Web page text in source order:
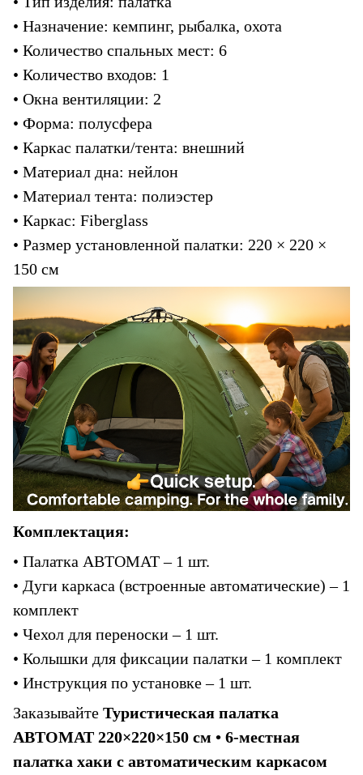
• Назначение: кемпинг, рыбалка, охота
• Количество спальных мест: 6
• Количество входов: 1
• Окна вентиляции: 2
• Форма: полусфера
• Каркас палатки/тента: внешний
• Материал дна: нейлон
• Материал тента: полиэстер
• Каркас: Fiberglass
• Размер установленной палатки: 220 × 220 ×
150 см
Комплектация:
• Палатка АВТОМАТ – 1 шт.
• Дуги каркаса (встроенные автоматические) – 1
комплект
• Чехол для переноски – 1 шт.
• Колышки для фиксации палатки – 1 комплект
• Инструкция по установке – 1 шт.
Заказывайте Туристическая палатка
АВТОМАТ 220×220×150 см • 6-местная